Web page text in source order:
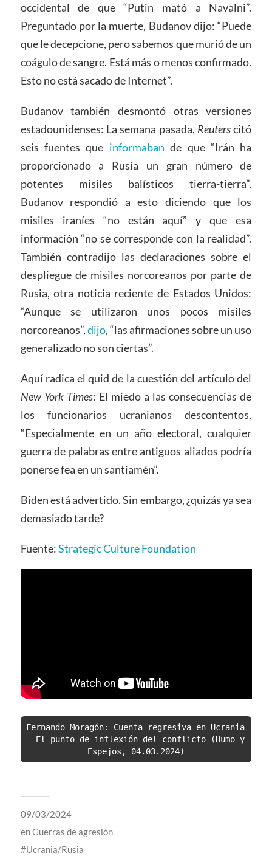
occidental de que “Putin mató a Navalni”.
Preguntado por la muerte, Budanov dijo: “Puede
que le decepcione, pero sabemos que murió de un
coágulo de sangre. Está más o menos confirmado.
Esto no está sacado de Internet”.
Budanov también desmontó otras versiones
estadounidenses: La semana pasada, Reuterscitó
seis fuentes que informaban de que “Irán ha
proporcionado a Rusia un gran número de
potentes misiles balísticos tierra-tierra”.
Budanov respondió a esto diciendo que los
misiles iraníes “no están aquí” y que esa
información “no se corresponde con la realidad”.
También contradijo las declaraciones sobre el
despliegue de misiles norcoreanos por parte de
Rusia, otra noticia reciente de Estados Unidos:
“Aunque se utilizaron unos pocos misiles
norcoreanos”,dijo, “las afirmaciones sobre un uso
generalizado no son ciertas”.
Aquí radica el quid de la cuestión del artículo del
New York Times: El miedo a las consecuencias de
los funcionarios ucranianos descontentos.
“Especialmente en un año electoral, cualquier
guerra de palabras entre antiguos aliados podría
ponerse fea en un santiamén”.
Biden está advertido. Sin embargo, ¿quizás ya sea
demasiado tarde?
Fuente:Strategic Culture Foundation
Fernando Moragón: Cuenta regresiva en Ucrania
– El punto de inflexión del conflicto (Humo y
Espejos, 04.03.2024)
09/03/2024
enGuerras de agresión
Ucrania/Rusia